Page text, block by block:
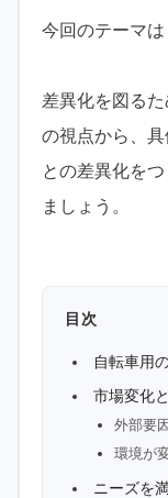
今回のテーマは
差異化を図る
の視点から、
との差異化を
ましょう。
目次
自転車用
市場変化
外部要
環境が
ニーズを